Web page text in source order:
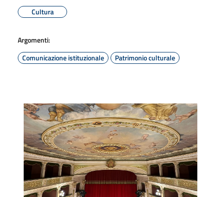
Cultura
Argomenti:
Comunicazione istituzionale
Patrimonio culturale